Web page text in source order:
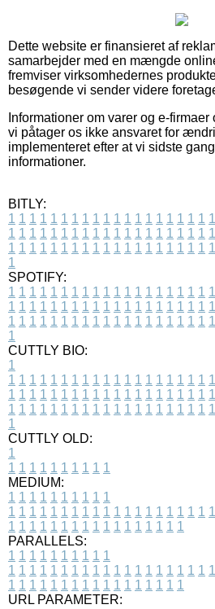
Dette website er finansieret af
samarbejder med en mængde
fremviser virksomhedernes
besøgende vi sender videre
Informationer om varer og e-
vi påtager os ikke ansvaret for
implementeret efter at vi sidste
informationer.
BITLY:
1 1 1 1 1 1 1 1 1 1 1 1 1 1 1 1 1 1 1 1
1 1 1 1 1 1 1 1 1 1 1 1 1 1 1 1 1 1 1 1
1 1 1 1 1 1 1 1 1 1 1 1 1 1 1 1 1 1 1 1
1
SPOTIFY:
1 1 1 1 1 1 1 1 1 1 1 1 1 1 1 1 1 1 1 1
1 1 1 1 1 1 1 1 1 1 1 1 1 1 1 1 1 1 1 1
1 1 1 1 1 1 1 1 1 1 1 1 1 1 1 1 1 1 1 1
1
CUTTLY BIO:
1
1 1 1 1 1 1 1 1 1 1 1 1 1 1 1 1 1 1 1 1
1 1 1 1 1 1 1 1 1 1 1 1 1 1 1 1 1 1 1 1
1 1 1 1 1 1 1 1 1 1 1 1 1 1 1 1 1 1 1 1
1
CUTTLY OLD:
1
1 1 1 1 1 1 1 1 1 1
MEDIUM:
1 1 1 1 1 1 1 1 1 1
1 1 1 1 1 1 1 1 1 1 1 1 1 1 1 1 1 1 1 1
1 1 1 1 1 1 1 1 1 1 1 1 1 1 1 1 1
PARALLELS:
1 1 1 1 1 1 1 1 1 1
1 1 1 1 1 1 1 1 1 1 1 1 1 1 1 1 1 1 1 1
1 1 1 1 1 1 1 1 1 1 1 1 1 1 1 1 1
URL PARAMETER: